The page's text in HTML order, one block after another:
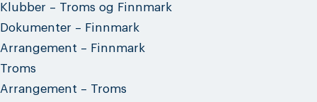
Klubber – Troms og Finnmark
Dokumenter – Finnmark
Arrangement – Finnmark
Troms
Arrangement – Troms